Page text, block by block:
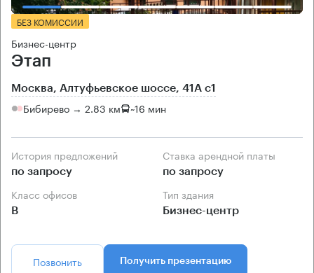
БЕЗ КОМИССИИ
Бизнес-центр
Этап
Москва, Алтуфьевское шоссе, 41А с1
Бибирево → 2.83 км ~16 мин
История предложений
по запросу
Ставка арендной платы
по запросу
Класс офисов
B
Тип здания
Бизнес-центр
Позвонить Получить презентацию